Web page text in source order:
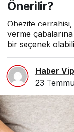
Önerilir?
Obezite cerrahisi,
verme
bir seçenek
Haber Vip
23